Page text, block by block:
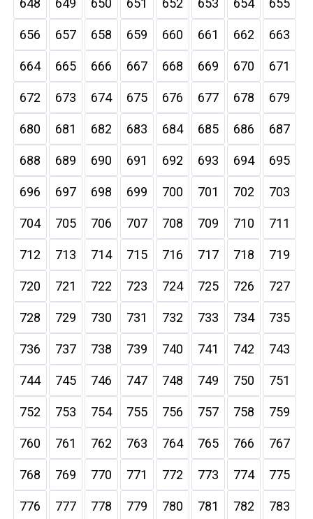
648 649 650 651 652 653 654 655
656 657 658 659 660 661 662 663
664 665 666 667 668 669 670 671
672 673 674 675 676 677 678 679
680 681 682 683 684 685 686 687
688 689 690 691 692 693 694 695
696 697 698 699 700 701 702 703
704 705 706 707 708 709 710 711
712 713 714 715 716 717 718 719
720 721 722 723 724 725 726 727
728 729 730 731 732 733 734 735
736 737 738 739 740 741 742 743
744 745 746 747 748 749 750 751
752 753 754 755 756 757 758 759
760 761 762 763 764 765 766 767
768 769 770 771 772 773 774 775
776 777 778 779 780 781 782 783